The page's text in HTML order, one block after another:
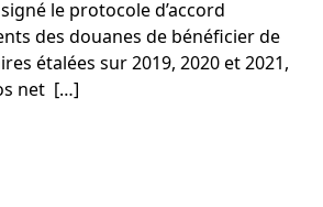
le protocole d’accord
des douanes de bénéficier de
étalées sur 2019, 2020 et 2021,
net […]